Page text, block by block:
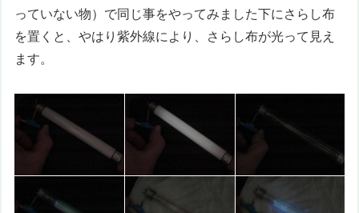
っていない物）で同じ事をやってみました下にさらし布
を置くと、やはり紫外線により、さらし布が光って見え
ます。